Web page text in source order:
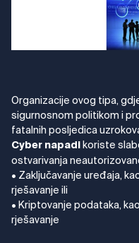
Organizacije ovog tipa,
sigurnosnom politikom i
fatalnih posljedica
Cyber napadi koriste
ostvarivanja
• Zaključavanje uređaja,
rješavanje ili
• Kriptovanje podataka,
rješavanje